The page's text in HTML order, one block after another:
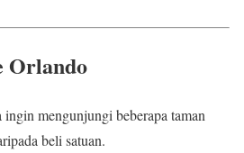
Orlando
ingin mengunjungi beberapa taman
beli satuan.